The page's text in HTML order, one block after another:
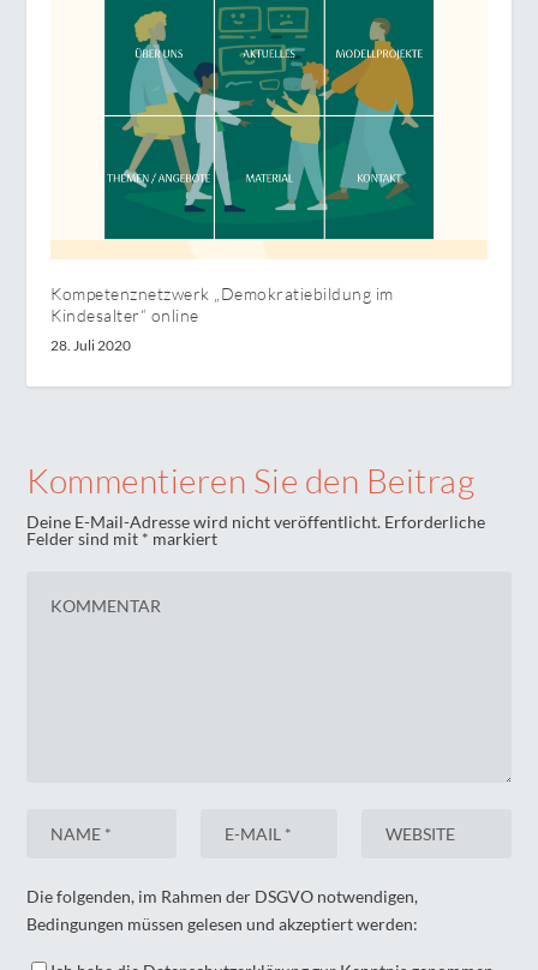
Kompetenznetzwerk „Demokratiebildung im
Kindesalter“ online
28. Juli 2020
Kommentieren Sie den Beitrag
Deine E-Mail-Adresse wird nicht veröffentlicht. Erforderliche
Felder sind mit * markiert
Die folgenden, im Rahmen der DSGVO notwendigen,
Bedingungen müssen gelesen und akzeptiert werden: